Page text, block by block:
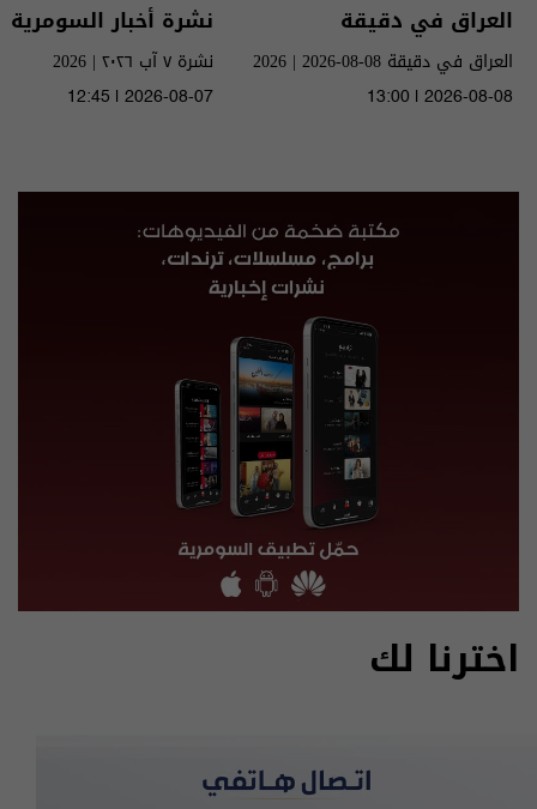
العراق في دقيقة
العراق في دقيقة 08-08-2026 | 2026
13:00 | 2026-08-08
نشرة أخبار السومرية
نشرة ٧ آب ٢٠٢٦ | 2026
12:45 | 2026-08-07
اخترنا لك